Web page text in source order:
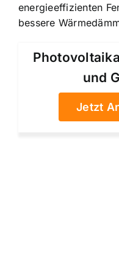
energieeffizienten
bessere
und
Jetzt